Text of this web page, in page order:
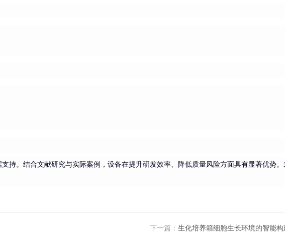
持。结合文献研究与实际案例，设备在提升研发效率、降低质量风险方面具有显著优势
下一篇： 生化培养箱细胞生长环境的智能